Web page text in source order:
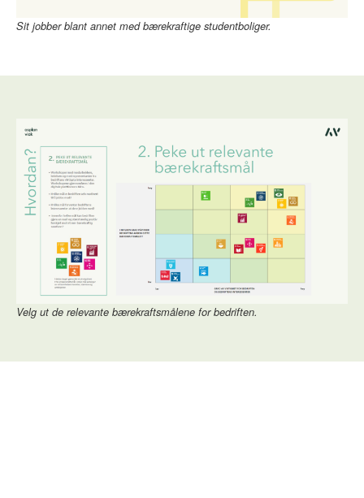
Sit jobber blant annet med bærekraftige studentboliger.
Velg ut de relevante bærekraftsmålene for bedriften.